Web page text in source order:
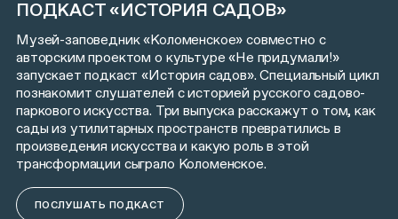
ПОДКАСТ «ИСТОРИЯ САДОВ»
Музей-заповедник «Коломенское» совместно с
авторским проектом о культуре«Не придумали!»
запускает подкаст «История садов». Специальный цикл
познакомит слушателей с историей русского садово-
паркового искусства. Три выпуска расскажут о том, как
сады из утилитарных пространств превратились в
произведения искусства и какую роль в этой
трансформации сыграло Коломенское.
ПОСЛУШАТЬ ПОДКАСТ